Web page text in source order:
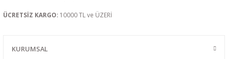
ÜCRETSİZ KARGO: 10000 TL ve ÜZERİ
KURUMSAL